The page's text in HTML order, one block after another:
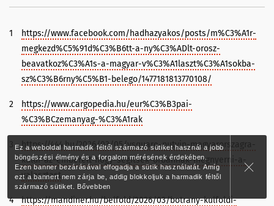
Ez a weboldal harmadik féltől származó sütiket használ a jobb
böngészési élmény és a forgalom mérésének érdekében.
Ezen banner bezárásával elfogadja a sütik használatát. Amíg
ezt a bannert nem zárja be, addig blokkoljuk a harmadik féltől
származó sütiket. Bővebben
1
https://www.facebook.com/hadhazyakos/posts/m%C3%A1r-
megkezd%C5%91d%C3%B6tt-a-ny%C3%ADlt-orosz-
beavatkoz%C3%A1s-a-magyar-v%C3%A1laszt%C3%A1sokba-
sz%C3%B6rny%C5%B1-belego/1477181813770108/
2
https://www.cargopedia.hu/eur%C3%B3pai-
%C3%BCzemanyag-%C3%A1rak
3
https://444.hu/2026/03/05/vsquare-putyin-magyarorszagra-
kuldi-az-embereit-hogy-segitsek-orbannak-megnyerni-a-
valasztast
4 https://mandiner.hu/belfold/2026/03/botrany-kulfoldi-